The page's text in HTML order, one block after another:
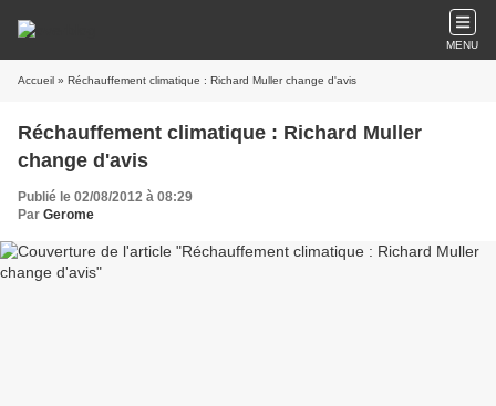
MENU
Accueil » Réchauffement climatique : Richard Muller change d'avis
Réchauffement climatique : Richard Muller
change d'avis
Publié le 02/08/2012 à 08:29
Par Gerome